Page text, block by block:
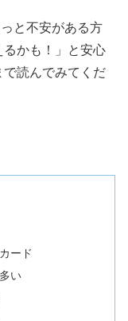
と不安がある方
るかも！」と安心
で読んでみてくだ
ード
い